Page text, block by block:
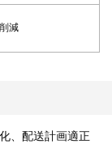
減
、配送計画適正